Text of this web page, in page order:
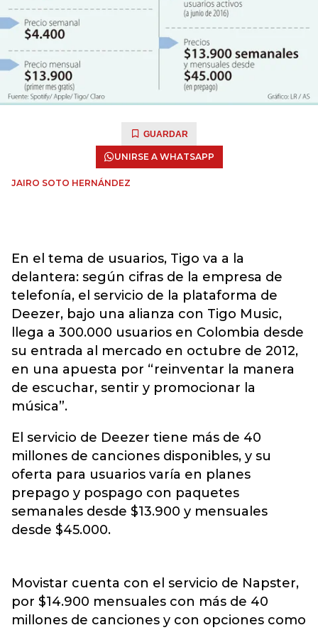
GUARDAR
UNIRSE A WHATSAPP
JAIRO SOTO HERNÁNDEZ
En el tema de usuarios, Tigo va a la
delantera: según cifras de la empresa de
telefonía, el servicio de la plataforma de
Deezer, bajo una alianza con Tigo Music,
llega a 300.000 usuarios en Colombia desde
su entrada al mercado en octubre de 2012,
en una apuesta por “reinventar la manera
de escuchar, sentir y promocionar la
música”.
El servicio de Deezer tiene más de 40
millones de canciones disponibles, y su
oferta para usuarios varía en planes
prepago y pospago con paquetes
semanales desde $13.900 y mensuales
desde $45.000.
Movistar cuenta con el servicio de Napster,
por $14.900 mensuales con más de 40
millones de canciones y con opciones como